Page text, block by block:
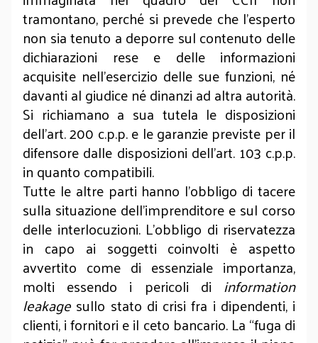
tramontano, perché si prevede che l’esperto
non sia tenuto a deporre sul contenuto delle
dichiarazioni rese e delle informazioni
acquisite nell’esercizio delle sue funzioni, né
davanti al giudice né dinanzi ad altra autorità.
Si richiamano a sua tutela le disposizioni
dell’art. 200 c.p.p. e le garanzie previste per il
difensore dalle disposizioni dell'art. 103 c.p.p.
in quanto compatibili.
Tutte le altre parti hanno l’obbligo di tacere
sulla situazione dell’imprenditore e sul corso
delle interlocuzioni. L’obbligo di riservatezza
in capo ai soggetti coinvolti è aspetto
avvertito come di essenziale importanza,
molti essendo i pericoli di information
leakage sullo stato di crisi fra i dipendenti, i
clienti, i fornitori e il ceto bancario. La “fuga di